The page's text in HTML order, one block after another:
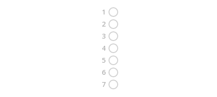
1
2
3
4
5
6
7